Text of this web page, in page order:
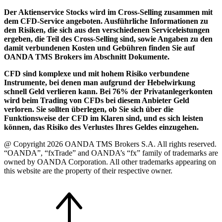
Der Aktienservice Stocks wird im Cross-Selling zusammen mit
dem CFD-Service angeboten. Ausführliche Informationen zu
den Risiken, die sich aus den verschiedenen Serviceleistungen
ergeben, die Teil des Cross-Selling sind, sowie Angaben zu den
damit verbundenen Kosten und Gebühren finden Sie auf
OANDA TMS Brokers im Abschnitt Dokumente.
CFD sind komplexe und mit hohem Risiko verbundene
Instrumente, bei denen man aufgrund der Hebelwirkung
schnell Geld verlieren kann. Bei 76% der Privatanlegerkonten
wird beim Trading von CFDs bei diesem Anbieter Geld
verloren. Sie sollten überlegen, ob Sie sich über die
Funktionsweise der CFD im Klaren sind, und es sich leisten
können, das Risiko des Verlustes Ihres Geldes einzugehen.
@ Copyright 2026 OANDA TMS Brokers S.A. All rights reserved.
“OANDA”, “fxTrade” and OANDA’s “fx” family of trademarks are
owned by OANDA Corporation. All other trademarks appearing on
this website are the property of their respective owner.